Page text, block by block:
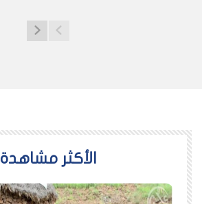
اﻷكثر مشاهدة